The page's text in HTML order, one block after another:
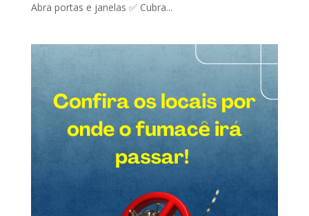
Abra portas e janelas ✅ Cubra...